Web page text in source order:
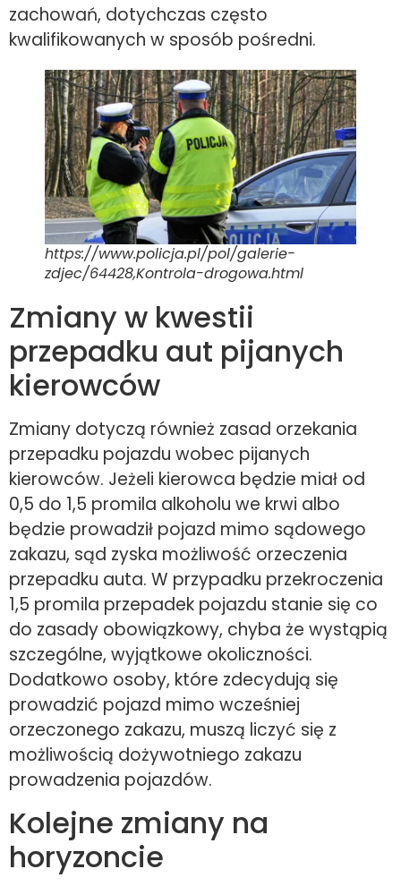
zachowań, dotychczas często
kwalifikowanych w sposób pośredni.
https://www.policja.pl/pol/galerie-
zdjec/64428,Kontrola-drogowa.html
Zmiany w kwestii
przepadku aut pijanych
kierowców
Zmiany dotyczą również zasad orzekania
przepadku pojazdu wobec pijanych
kierowców. Jeżeli kierowca będzie miał od
0,5 do 1,5 promila alkoholu we krwi albo
będzie prowadził pojazd mimo sądowego
zakazu, sąd zyska możliwość orzeczenia
przepadku auta. W przypadku przekroczenia
1,5 promila przepadek pojazdu stanie się co
do zasady obowiązkowy, chyba że wystąpią
szczególne, wyjątkowe okoliczności.
Dodatkowo osoby, które zdecydują się
prowadzić pojazd mimo wcześniej
orzeczonego zakazu, muszą liczyć się z
możliwością dożywotniego zakazu
prowadzenia pojazdów.
Kolejne zmiany na
horyzoncie